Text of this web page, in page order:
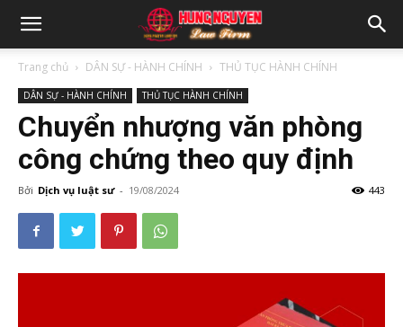
Trang chủ DÂN SỰ - HÀNH CHÍNH THỦ TỤC HÀNH CHÍNH
DÂN SỰ - HÀNH CHÍNH THỦ TỤC HÀNH CHÍNH
Chuyển nhượng văn phòng
công chứng theo quy định
Bởi Dịch vụ luật sư - 19/08/2024 443